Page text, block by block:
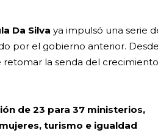
Da Silva ya impulsó una serie
por el gobierno anterior. Desde
retomar la senda del crecimiento
de 23 para 37 ministerios,
turismo e igualdad